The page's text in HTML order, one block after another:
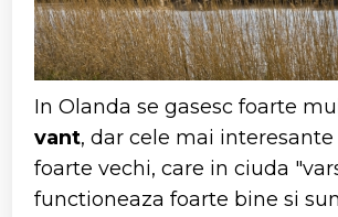
In Olanda se gasesc foarte
vant, dar cele mai
foarte vechi, care in ciuda
functioneaza foarte bine si